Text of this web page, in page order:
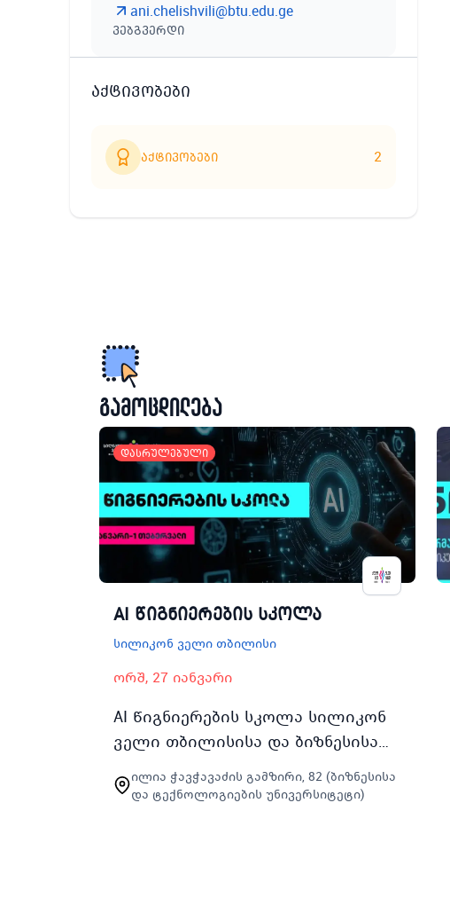
ani.chelishvili@btu.edu.ge
ვებგვერდი
აქტივობები
აქტივობები 2
გამოცდილება
დასრულებული
AI წიგნიერების სკოლა
სილიკონ ველი თბილისი
ორშ, 27 იანვარი
AI წიგნიერების სკოლა სილიკონ
ველი თბილისისა და ბიზნესისა
უნივერსიტეტის ერთობლივი
ილია ჭავჭავაძის გამზირი, 82 (ბიზნესისა
და ტექნოლოგიების უნივერსიტეტი)